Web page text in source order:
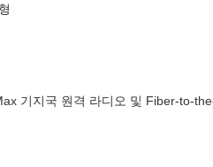
기지국 원격 라디오 및 Fiber-to-